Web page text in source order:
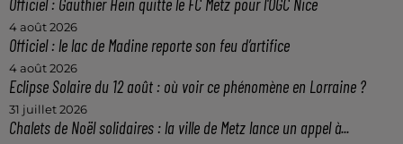
Officiel : Gauthier Hein quitte le FC Metz pour l'OGC Nice
4 août 2026
Officiel : le lac de Madine reporte son feu d’artifice
4 août 2026
Eclipse Solaire du 12 août : où voir ce phénomène en Lorraine ?
31 juillet 2026
Chalets de Noël solidaires : la ville de Metz lance un appel à...